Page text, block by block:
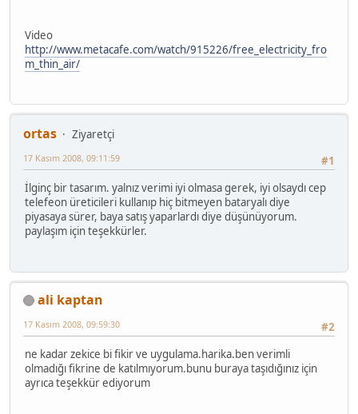
Video
http://www.metacafe.com/watch/915226/free_electricity_fro
m_thin_air/
ortas
Ziyaretçi
#1
17 Kasım 2008, 09:11:59
İlginç bir tasarım. yalnız verimi iyi olmasa gerek, iyi olsaydı cep
telefeon üreticileri kullanıp hiç bitmeyen bataryalı diye
piyasaya sürer, baya satış yaparlardı diye düşünüyorum.
paylaşım için teşekkürler.
ali kaptan
#2
17 Kasım 2008, 09:59:30
ne kadar zekice bi fikir ve uygulama.harika.ben verimli
olmadığı fikrine de katılmıyorum.bunu buraya taşıdığınız için
ayrıca teşekkür ediyorum